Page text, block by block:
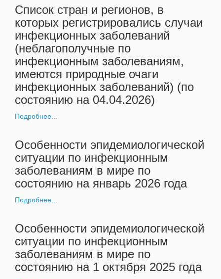
Список стран и регионов, в
которых регистрировались случаи
инфекционных заболеваний
(неблагополучные по
инфекционным заболеваниям,
имеются природные очаги
инфекционных заболеваний) (по
состоянию на 04.04.2026)
Подробнее...
Особенности эпидемиологической
ситуации по инфекционным
заболеваниям в мире по
состоянию на январь 2026 года
Подробнее...
Особенности эпидемиологической
ситуации по инфекционным
заболеваниям в мире по
состоянию на 1 октября 2025 года